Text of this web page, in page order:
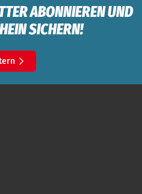
ABONNIEREN UND
SICHERN!